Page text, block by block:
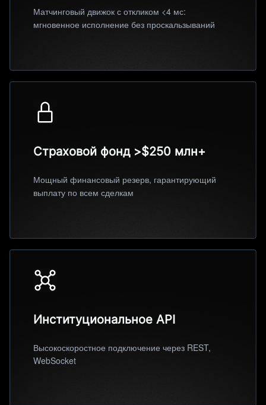
Матчинговый движок с откликом <4 мс:
мгновенное исполнение без проскальзываний
Страховой фонд >$250 млн+
Мощный финансовый резерв, гарантирующий
выплату по всем сделкам
Институциональное API
Высокоскоростное подключение через REST,
WebSocket